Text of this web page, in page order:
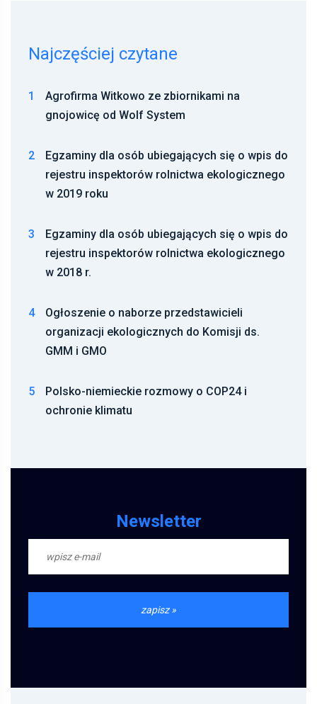
Najczęściej czytane
1
Agrofirma Witkowo ze zbiornikami na
gnojowicę od Wolf System
2
Egzaminy dla osób ubiegających się o wpis do
rejestru inspektorów rolnictwa ekologicznego
w 2019 roku
3
Egzaminy dla osób ubiegających się o wpis do
rejestru inspektorów rolnictwa ekologicznego
w 2018 r.
4
Ogłoszenie o naborze przedstawicieli
organizacji ekologicznych do Komisji ds.
GMM i GMO
5
Polsko-niemieckie rozmowy o COP24 i
ochronie klimatu
Newsletter